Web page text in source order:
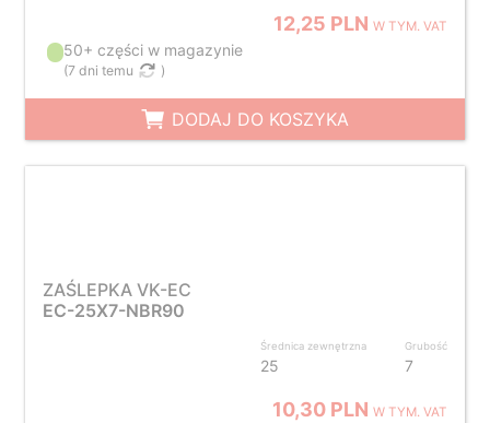
12,25 PLNW TYM. VAT
50+ części w magazynie
(7 dni temu )
DODAJ DO KOSZYKA
ZAŚLEPKA VK-EC
EC-25X7-NBR90
Średnica zewnętrzna
25
Grubość
7
10,30 PLNW TYM. VAT